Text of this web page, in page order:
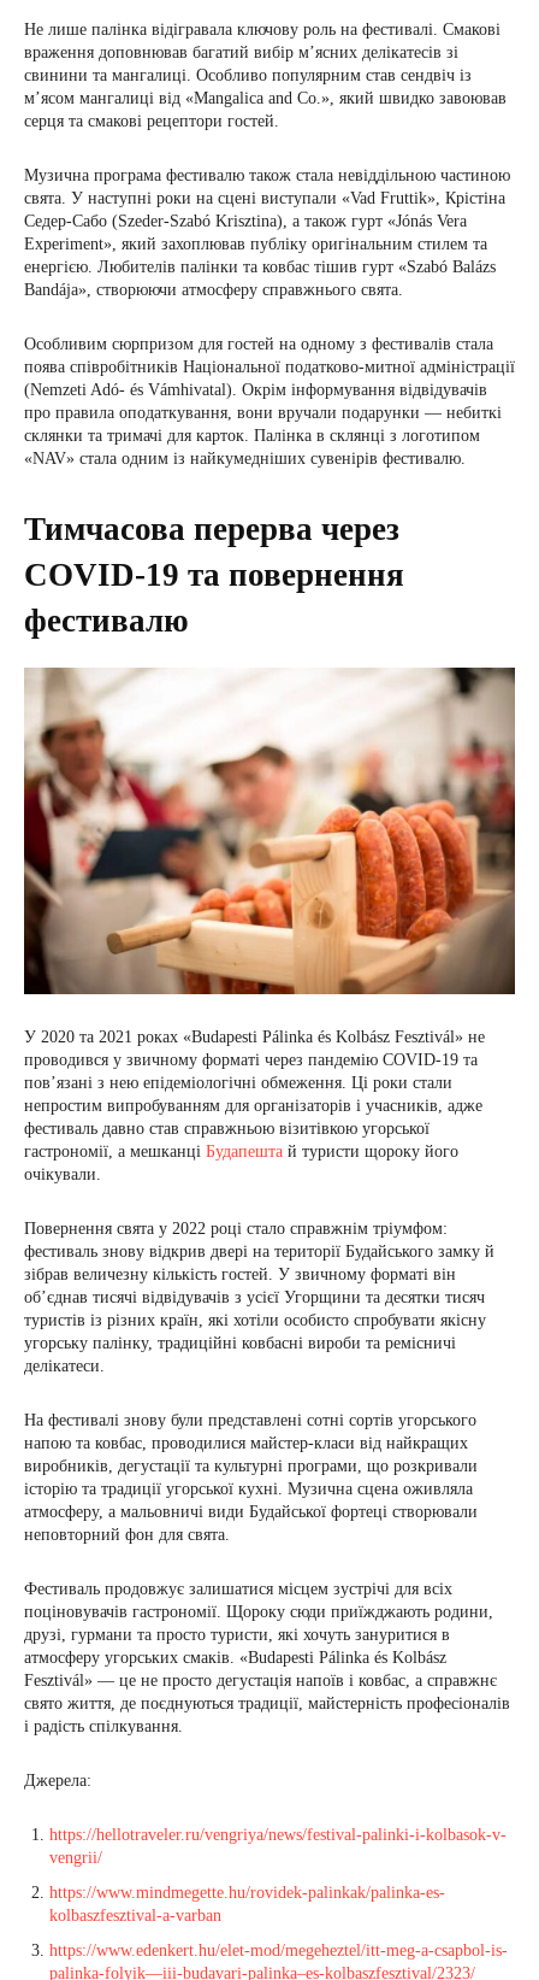
Не лише палінка відігравала ключову роль на фестивалі. Смакові
враження доповнював багатий вибір м’ясних делікатесів зі
свинини та мангалиці. Особливо популярним став сендвіч із
м’ясом мангалиці від «Mangalica and Co.», який швидко завоював
серця та смакові рецептори гостей.
Музична програма фестивалю також стала невіддільною частиною
свята. У наступні роки на сцені виступали «Vad Fruttik», Крістіна
Седер-Сабо (Szeder-Szabó Krisztina), а також гурт «Jónás Vera
Experiment», який захоплював публіку оригінальним стилем та
енергією. Любителів палінки та ковбас тішив гурт «Szabó Balázs
Bandája», створюючи атмосферу справжнього свята.
Особливим сюрпризом для гостей на одному з фестивалів стала
поява співробітників Національної податково-митної адміністрації
(Nemzeti Adó- és Vámhivatal). Окрім інформування відвідувачів
про правила оподаткування, вони вручали подарунки — небиткі
склянки та тримачі для карток. Палінка в склянці з логотипом
«NAV» стала одним із найкумедніших сувенірів фестивалю.
Тимчасова перерва через
COVID-19 та повернення
фестивалю
У 2020 та 2021 роках «Budapesti Pálinka és Kolbász Fesztivál» не
проводився у звичному форматі через пандемію COVID-19 та
пов’язані з нею епідеміологічні обмеження. Ці роки стали
непростим випробуванням для організаторів і учасників, адже
фестиваль давно став справжньою візитівкою угорської
гастрономії, а мешканці Будапешта й туристи щороку його
очікували.
Повернення свята у 2022 році стало справжнім тріумфом:
фестиваль знову відкрив двері на території Будайського замку й
зібрав величезну кількість гостей. У звичному форматі він
об’єднав тисячі відвідувачів з усієї Угорщини та десятки тисяч
туристів із різних країн, які хотіли особисто спробувати якісну
угорську палінку, традиційні ковбасні вироби та ремісничі
делікатеси.
На фестивалі знову були представлені сотні сортів угорського
напою та ковбас, проводилися майстер-класи від найкращих
виробників, дегустації та культурні програми, що розкривали
історію та традиції угорської кухні. Музична сцена оживляла
атмосферу, а мальовничі види Будайської фортеці створювали
неповторний фон для свята.
Фестиваль продовжує залишатися місцем зустрічі для всіх
поціновувачів гастрономії. Щороку сюди приїжджають родини,
друзі, гурмани та просто туристи, які хочуть зануритися в
атмосферу угорських смаків. «Budapesti Pálinka és Kolbász
Fesztivál» — це не просто дегустація напоїв і ковбас, а справжнє
свято життя, де поєднуються традиції, майстерність професіоналів
і радість спілкування.
Джерела:
https://hellotraveler.ru/vengriya/news/festival-palinki-i-kolbasok-v-
vengrii/
https://www.mindmegette.hu/rovidek-palinkak/palinka-es-
kolbaszfesztival-a-varban
https://www.edenkert.hu/elet-mod/megeheztel/itt-meg-a-csapbol-is-
palinka-folyik—iii-budavari-palinka–es-kolbaszfesztival/2323/